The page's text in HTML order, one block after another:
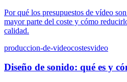
Por qué los presupuestos de vídeo
mayor parte del coste y cómo
calidad.
produccion-de-videocostesvideo
Diseño de sonido: qué es y